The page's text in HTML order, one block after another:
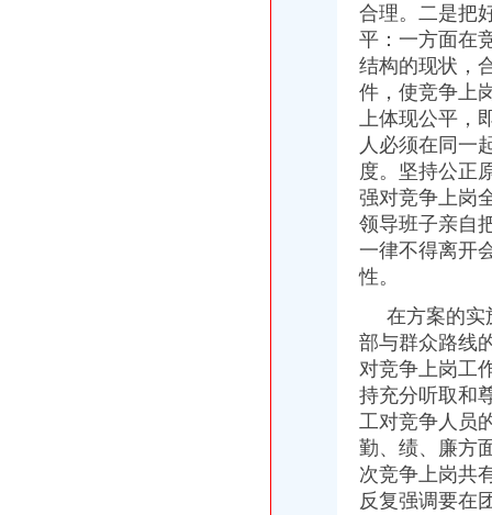
忠县工商局重庆免费注册公司采取五条措施加强中介业管理
合川工商局十项制度构建食品市一元注册公司流程场长效监管机制
巴南区工商局一元注册公司召开公用企业经营服务消费者监督调查活动动员大会
李明富副局0元注册公司长到云阳县工商局考察并作重要指示
高新区工商分局一元注册公司完善工商所基础工作适应转型要求
梁平工商局如何一元钱办公司五项措施全面推进新型工业化建设
国家工商总局1元注册公司办公厅李建昌主任视察万州区工商局工作
大足工商局重庆0元注册公司完善五项制度严格食品安全长效监管
九龙坡区工商分局一元注册公司流程积极推进行政审批改革
渝北区分局认真传达贯彻全市0元注册公司工商行政管理局长会议精神
大渡口区工商分局认真贯彻全市重庆免费注册公司工商行政管理局长会议精神
潼南县工商局一元注册公司端正监管执法思想不断改善执法办案工作
合理。二是把
平：一方面在
结构的现状，
件，使竞争上
上体现公平，
人必须在同一
度。坚持公正
强对竞争上岗
领导班子亲自
一律不得离开
性。
在方案的实
部与群众路线
对竞争上岗工
持充分听取和
工对竞争人员
勤、绩、廉方
次竞争上岗共
反复强调要在